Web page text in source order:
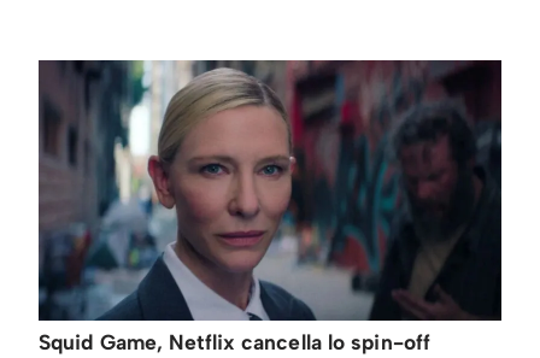
Squid Game, Netflix cancella lo spin-off